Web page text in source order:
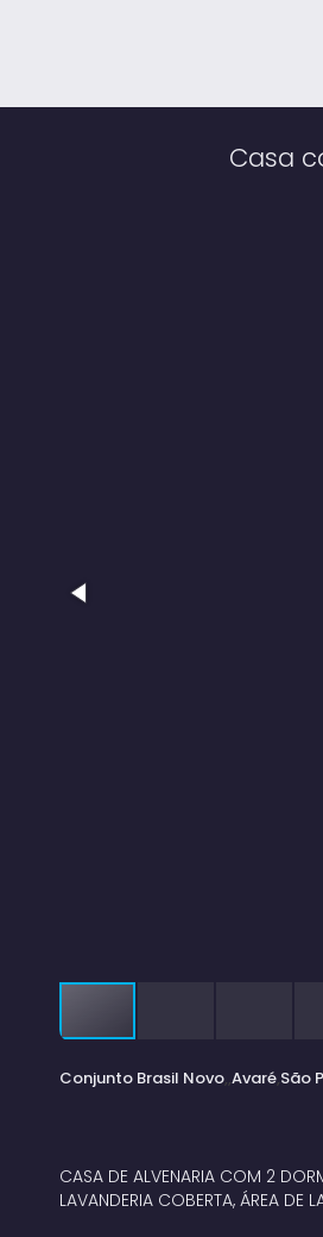
Casa
Conjunto Brasil Novo Avaré São
CASA DE ALVENARIA COM 2
LAVANDERIA COBERTA, ÁREA DE